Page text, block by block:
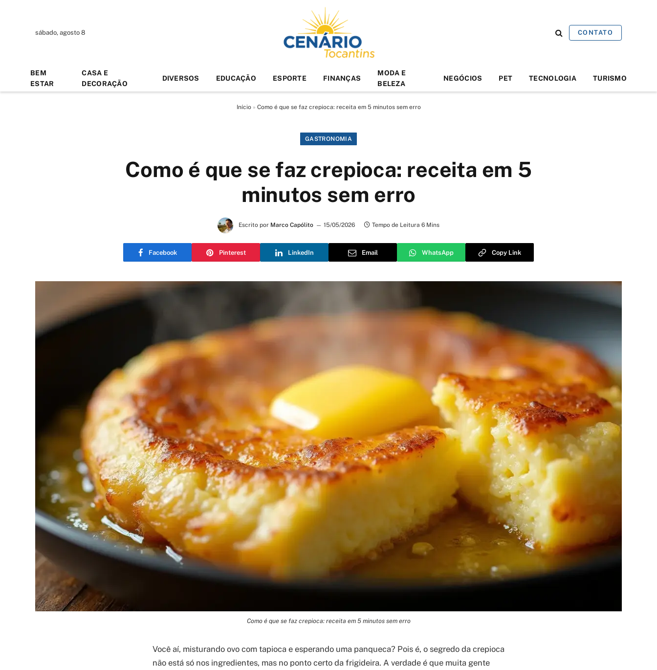
sábado, agosto 8 CONTATO
BEM
ESTAR
CASA E
DECORAÇÃO
DIVERSOS EDUCAÇÃO ESPORTE FINANÇAS
MODA E
BELEZA
NEGÓCIOS PET TECNOLOGIA TURISMO
Início» Como é que se faz crepioca: receita em 5 minutos sem erro
GASTRONOMIA
Como é que se faz crepioca: receita em 5
minutos sem erro
Escrito por Marco Capólito 15/05/2026 Tempo de Leitura 6 Mins
Facebook Pinterest LinkedIn Email WhatsApp Copy Link
Como é que se faz crepioca: receita em 5 minutos sem erro
Você aí, misturando ovo com tapioca e esperando uma panqueca? Pois é, o segredo da crepioca
não está só nos ingredientes, mas no ponto certo da frigideira. A verdade é que muita gente